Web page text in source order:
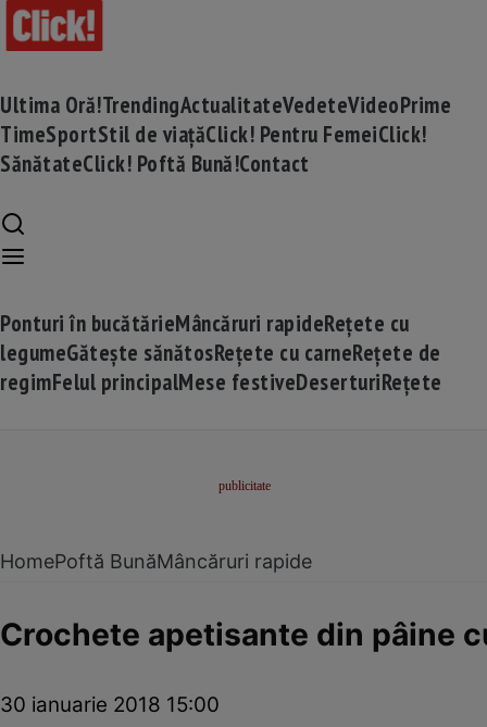
Ultima Oră!TrendingActualitateVedeteVideoPrime
TimeSportStil de viațăClick! Pentru FemeiClick!
SănătateClick! Poftă Bună!Contact
Ponturi în bucătărieMâncăruri rapideRețete cu
legumeGătește sănătosRețete cu carneRețete de
regimFelul principalMese festiveDeserturiRețete
HomePoftă BunăMâncăruri rapide
Crochete apetisante din pâine
30 ianuarie 2018 15:00